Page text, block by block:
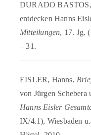
DURADO BASTOS,
entdecken Hanns
Mitteilungen, 17. Jg.
– 31.
EISLER, Hanns,
von Jürgen
Hanns Eisler
IX/4.1), Wiesbaden